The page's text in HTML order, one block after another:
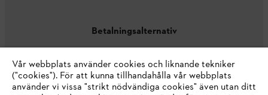
Betalningsalternativ
Vår webbplats använder cookies och liknande tekniker
("cookies"). För att kunna tillhandahålla vår webbplats
använder vi vissa "strikt nödvändiga cookies" även utan ditt